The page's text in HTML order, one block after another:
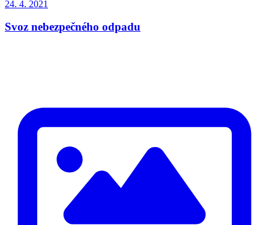
24. 4. 2021
Svoz nebezpečného odpadu